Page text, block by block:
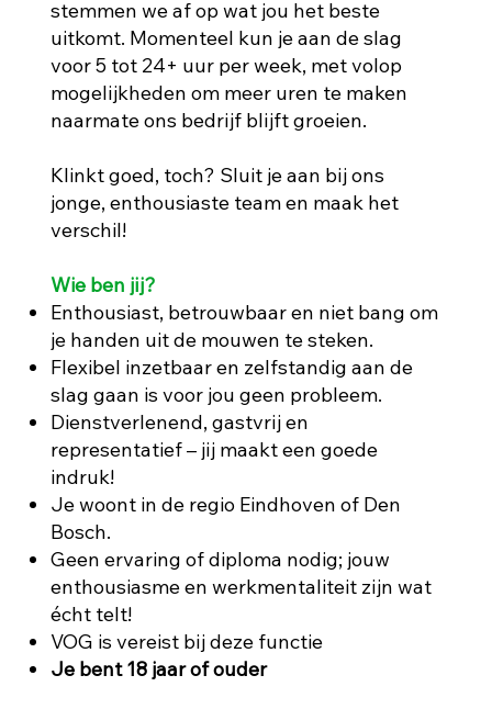
stemmen we af op wat jou het beste
uitkomt. Momenteel kun je aan de slag
voor 5 tot 24+ uur per week, met volop
mogelijkheden om meer uren te maken
naarmate ons bedrijf blijft groeien.
Klinkt goed, toch? Sluit je aan bij ons
jonge, enthousiaste team en maak het
verschil!
Wie ben jij?
Enthousiast, betrouwbaar en niet bang om
je handen uit de mouwen te steken.
Flexibel inzetbaar en zelfstandig aan de
slag gaan is voor jou geen probleem.
Dienstverlenend, gastvrij en
representatief – jij maakt een goede
indruk!
Je woont in de regio Eindhoven of Den
Bosch.
Geen ervaring of diploma nodig; jouw
enthousiasme en werkmentaliteit zijn wat
écht telt!
VOG is vereist bij deze functie
Je bent 18 jaar of ouder